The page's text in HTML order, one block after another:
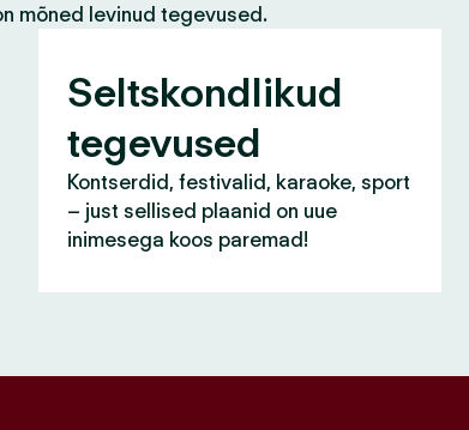
mõned levinud tegevused.
Seltskondlikud
tegevused
Kontserdid, festivalid, karaoke, sport
– just sellised plaanid on uue
inimesega koos paremad!